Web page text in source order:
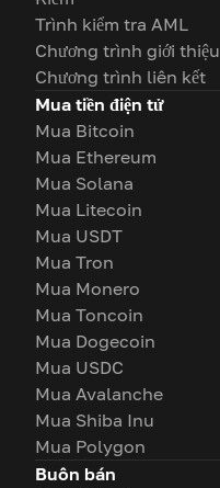
Trình kiểm tra AML
Chương trình giới thiệu
Chương trình liên kết
Mua tiền điện tử
Mua Bitcoin
Mua Ethereum
Mua Solana
Mua Litecoin
Mua USDT
Mua Tron
Mua Monero
Mua Toncoin
Mua Dogecoin
Mua USDC
Mua Avalanche
Mua Shiba Inu
Mua Polygon
Buôn bán